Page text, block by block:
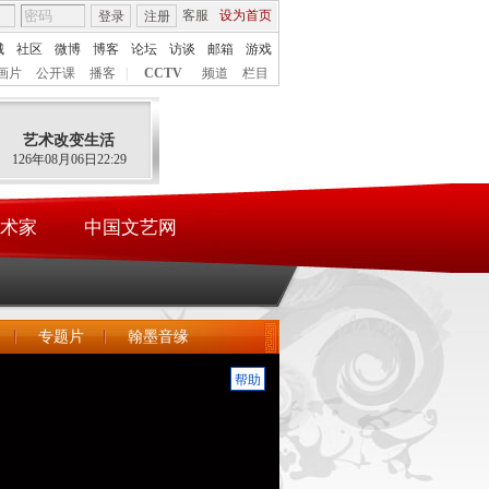
客服 设为首页
登录 注册
社区 微博 博客 论坛 访谈 邮箱
游戏
片
公开课 播客 CCTV 频道 栏目
艺术改变生活
126年08月06日22:29
家 中国文艺网
专题片 翰墨音缘
帮助